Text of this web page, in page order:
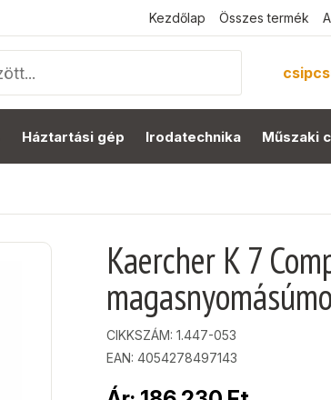
Kezdőlap Összes termék
Háztartási gép Irodatechnika Műszaki
Kaercher K 7
CIKKSZÁM: 1.447-053
EAN: 4054278497143